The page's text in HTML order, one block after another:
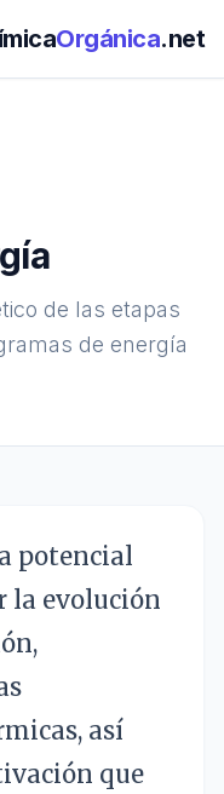
Orgánica.net
de las etapas
de energía
potencial
la evolución
así
que